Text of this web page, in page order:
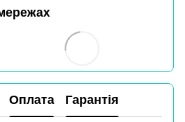
Оплата Гарантія